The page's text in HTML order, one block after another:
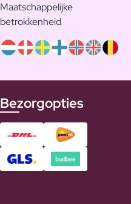
Maatschappelijke
betrokkenheid
Bezorgopties